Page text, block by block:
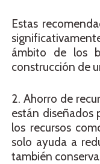
Estas
ámbito de los
construcción de
2. Ahorro de
están diseñados
los recursos
solo ayuda a
también